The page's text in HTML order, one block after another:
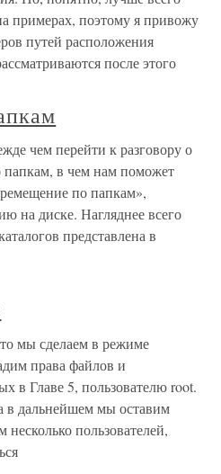
примерах, поэтому я привожу
путей расположения
после этого
чем перейти к разговору о
папкам, в чем нам поможет
по папкам»,
на диске. Нагляднее всего
представлена в
мы сделаем в режиме
права файлов и
в Главе 5, пользователю root.
в дальнейшем мы оставим
пользователей,